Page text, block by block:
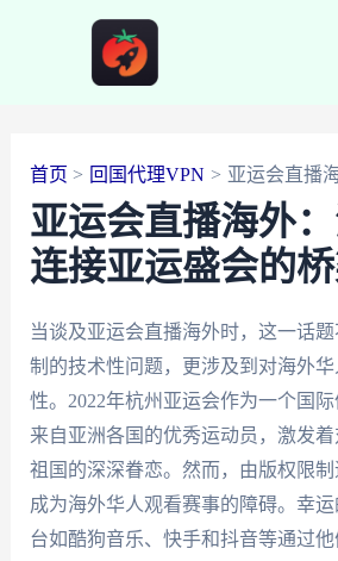
首页 回国代理VPN 亚运会直播
亚运会直播海外
连接亚运盛会的
当谈及亚运会直播海外时，这一话
制的技术性问题，更涉及到对海外
性。2022年杭州亚运会作为一个国
来自亚洲各国的优秀运动员，激发
祖国的深深眷恋。然而，由版权限
成为海外华人观看赛事的障碍。幸
台如酷狗音乐、快手和抖音等通过